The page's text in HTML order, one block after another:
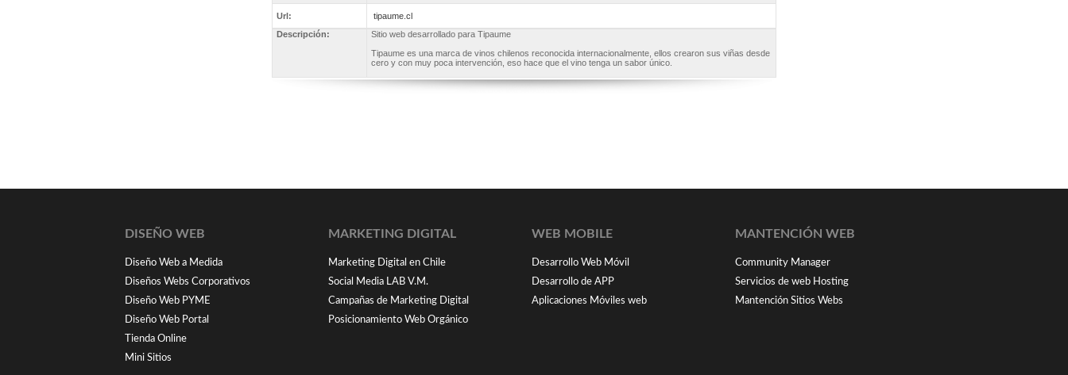
Url:
tipaume.cl
Descripción:
Sitio web desarrollado para Tipaume
Tipaume es una marca de vinos chilenos reconocida internacionalmente, ellos crearon sus viñas desde
cero y con muy poca intervención, eso hace que el vino tenga un sabor único.
DISEÑO WEB
Diseño Web a Medida
Diseños Webs Corporativos
Diseño Web PYME
Diseño Web Portal
Tienda Online
Mini Sitios
MARKETING DIGITAL
Marketing Digital en Chile
Social Media LAB V.M.
Campañas de Marketing Digital
Posicionamiento Web Orgánico
WEB MOBILE
Desarrollo Web Móvil
Desarrollo de APP
Aplicaciones Móviles web
MANTENCIÓN WEB
Community Manager
Servicios de web Hosting
Mantención Sitios Webs